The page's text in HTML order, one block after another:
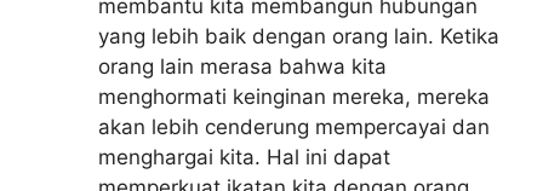
membantu kita membangun hubungan
yang lebih baik dengan orang lain. Ketika
orang lain merasa bahwa kita
menghormati keinginan mereka, mereka
akan lebih cenderung mempercayai dan
menghargai kita. Hal ini dapat